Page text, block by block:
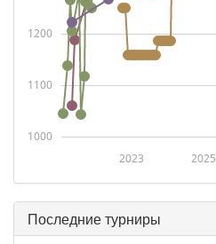
2023 2025
1000
1100
1200
Последние турниры